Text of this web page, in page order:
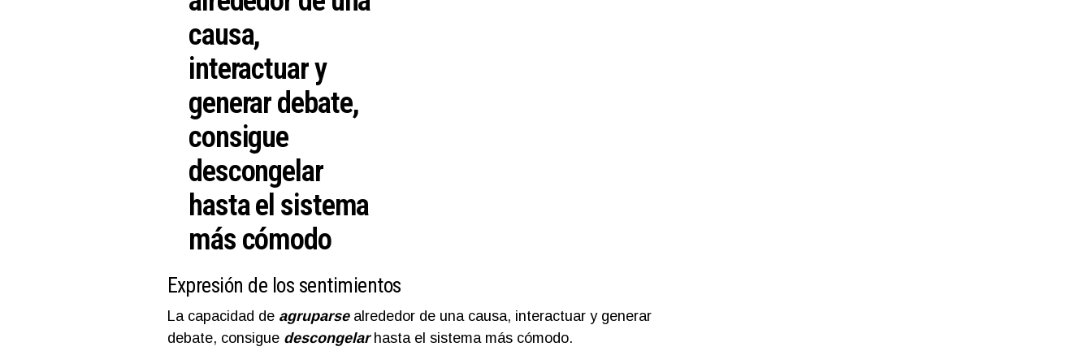
causa,
interactuar y
generar debate,
consigue
descongelar
hasta el sistema
más cómodo
Expresión de los sentimientos
La capacidad de agruparsealrededor de una causa, interactuar y generar
debate, consigue descongelar hasta el sistema más cómodo.